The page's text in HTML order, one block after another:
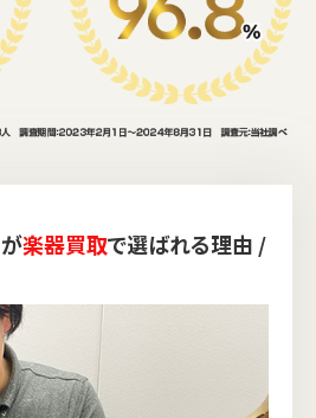
楽器買取で選ばれる理由 /